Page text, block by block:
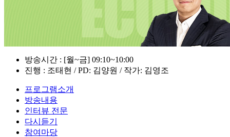
방송시간 : [월~금] 09:10~10:00
진행 : 조태현 / PD: 김양원 / 작가: 김영조
프로그램소개
방송내용
인터뷰 전문
다시듣기
참여마당